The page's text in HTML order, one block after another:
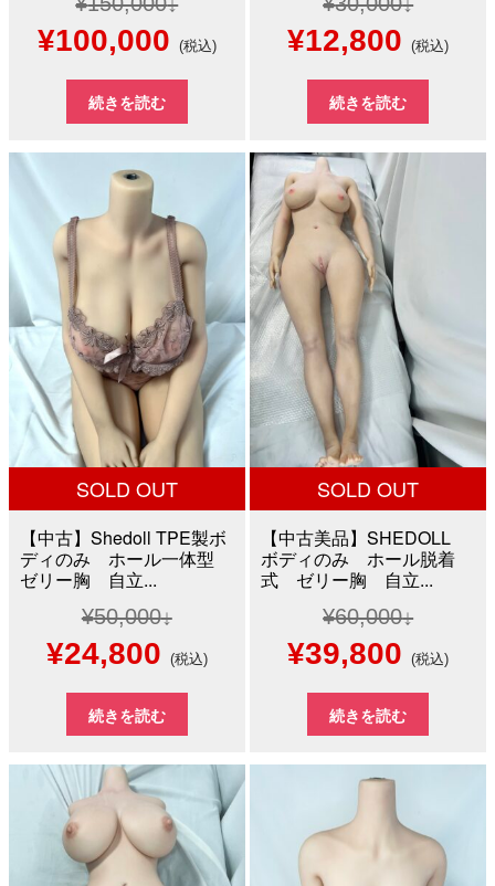
元
の
価
は
¥150,000
で
し
た。
¥100,000現
在
の
格
は
¥100,000
で
す。
(税込)
続きを読む
元
の
価
格
は
¥30,000
で
し
た。
¥12,800 現
在
の
価
で
す。
(税込)
続きを読む
SOLD OUT
【中古】Shedoll TPE製ボ
ディのみ ホール一体型
ゼリー胸 自立...
¥50,000
元
の
価
格
は
¥50,000
¥24,800現
在
の
価
格
は
(税込)
続きを読む
SOLD OUT
【中古美品】SHEDOLL
ボディのみ ホール脱着
式 ゼリー胸 自立...
¥60,000
元
の
価
は
¥60,000
¥39,800 現
在
の
格
は
(税込)
続きを読む